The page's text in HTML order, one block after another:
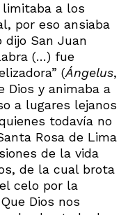
limitaba a los
por eso ansiaba
dijo San Juan
(…) fue
(Ángelus,
Dios y animaba a
a lugares lejanos
todavía no
Rosa de Lima
de la vida
de la cual brota
celo por la
Dios nos